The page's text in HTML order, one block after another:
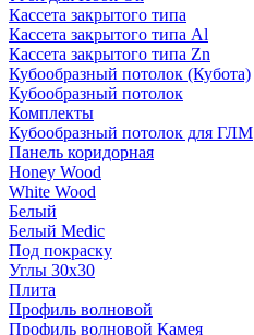
Кассета закрытого типа
Кассета закрытого типа Al
Кассета закрытого типа Zn
Кубообразный потолок (Кубота)
Кубообразный потолок
Комплекты
Кубообразный потолок для ГЛМ
Панель коридорная
Honey Wood
White Wood
Белый
Белый Medic
Под покраску
Углы 30х30
Плита
Профиль волновой
Профиль волновой Камея